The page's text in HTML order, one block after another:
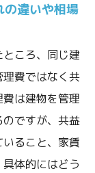
の違いや相場
ころ、同じ建
費ではなく共
は建物を管理
ですが、共益
ること、家賃
体的にはどう